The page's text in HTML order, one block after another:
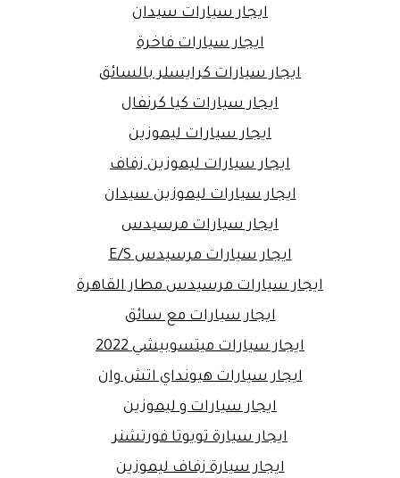
ايجار سيارات سيدان
ايجار سيارات فاخرة
ايجار سيارات كرايسلر بالسائق
ايجار سيارات كيا كرنفال
ايجار سيارات ليموزين
ايجار سيارات ليموزين زفاف
ايجار سيارات ليموزين سيدان
ايجار سيارات مرسيدس
ايجار سيارات مرسيدس E/S
ايجار سيارات مرسيدس مطار القاهرة
ايجار سيارات مع سائق
ايجار سيارات ميتسوبيشي 2022
ايجار سيارات هيونداي اتش وان
ايجار سيارات و ليموزين
ايجار سيارة تويوتا فورتشنر
ايجار سيارة زفاف ليموزين